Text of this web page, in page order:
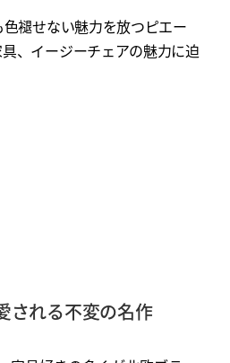
褪せない魅力を放つピエー
、イージーチェアの魅力に迫
される不変の名作